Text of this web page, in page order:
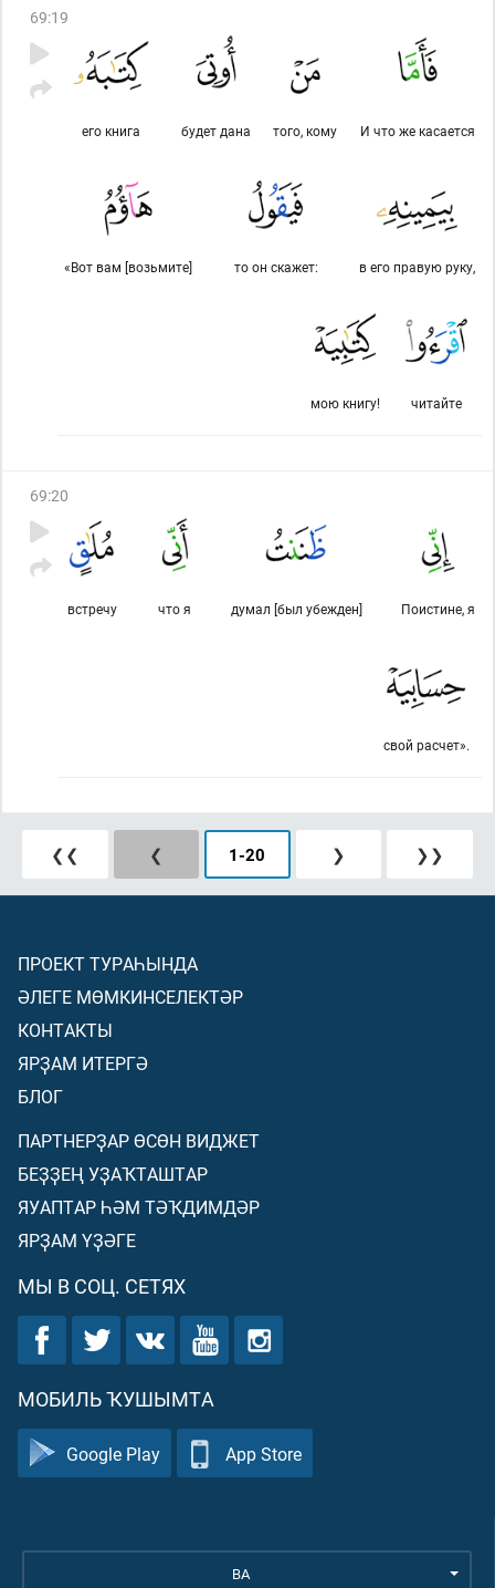
69:19
И что же касается
того, кому
будет дана
его книга
в его правую руку,
то он скажет:
«Вот вам [возьмите]
читайте
мою книгу!
69:20
Поистине, я
думал [был убежден]
что я
встречу
свой расчет».
❮❮ ❮ 1-20 ❯ ❯❯
ПРОЕКТ ТУРАҺЫНДА
ӘЛЕГЕ МӨМКИНСЕЛЕКТӘР
КОНТАКТЫ
ЯРҘАМ ИТЕРГӘ
БЛОГ
ПАРТНЕРҘАР ӨСӨН ВИДЖЕТ
БЕҘҘЕҢ УҘАҠТАШТАР
ЯУАПТАР ҺӘМ ТӘҠДИМДӘР
ЯРҘАМ ҮҘӘГЕ
МЫ В СОЦ. СЕТЯХ
МОБИЛЬ ҠУШЫМТА
Google Play App Store
BA